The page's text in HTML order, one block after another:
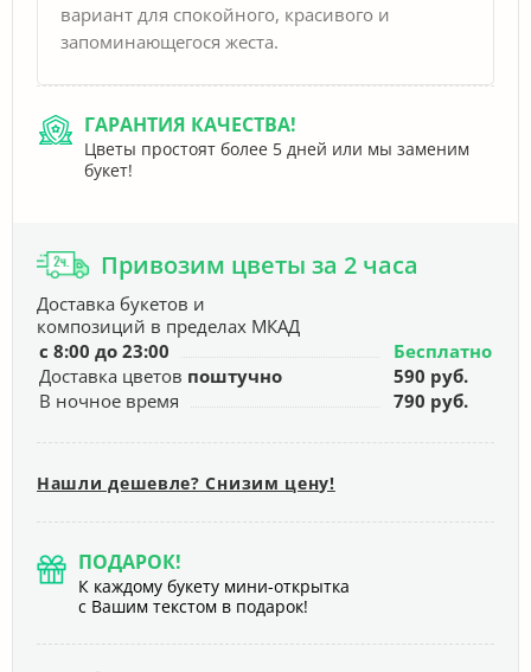
вариант для спокойного, красивого и
запоминающегося жеста.
ГАРАНТИЯ КАЧЕСТВА!
Цветы простоят более 5 дней или мы заменим
букет!
Привозим цветы за 2 часа
Доставка букетов и
композиций в пределах МКАД
с 8:00 до 23:00
Бесплатно
Доставка цветов поштучно
590 руб.
В ночное время
790 руб.
Нашли дешевле? Снизим цену!
ПОДАРОК!
К каждому букету мини-открытка
с Вашим текстом в подарок!